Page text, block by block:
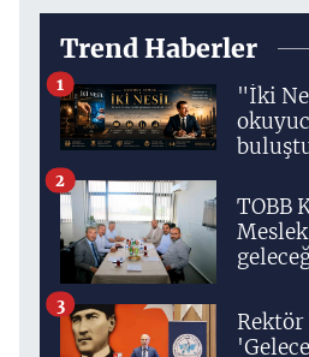
Trend Haberler
"İki
1
TOBB
2
3